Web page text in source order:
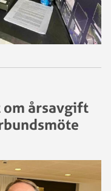
årsavgift